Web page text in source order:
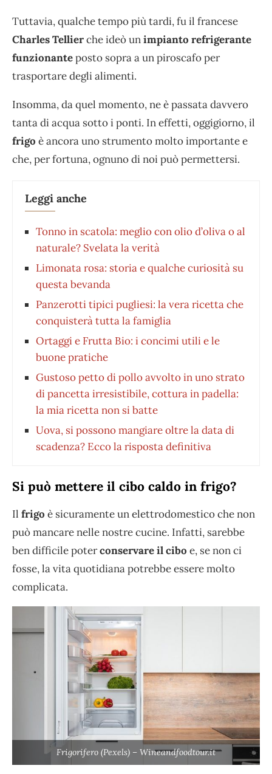
Tuttavia, qualche tempo più tardi, fu il francese
Charles Tellierche ideò unimpianto refrigerante
funzionanteposto sopra a un piroscafo per
trasportare degli alimenti.
Insomma, da quel momento, ne è passata davvero
tanta di acqua sotto i ponti. In effetti, oggigiorno, il
frigo è ancora uno strumento molto importante e
che, per fortuna, ognuno di noi può permettersi.
Leggi anche
Tonno in scatola: meglio con olio d’oliva o al
naturale? Svelata la verità
Limonata rosa: storia e qualche curiosità su
questa bevanda
Panzerotti tipici pugliesi: la vera ricetta che
conquisterà tutta la famiglia
Ortaggi e Frutta Bio: i concimi utili e le
buone pratiche
Gustoso petto di pollo avvolto in uno strato
di pancetta irresistibile, cottura in padella:
la mia ricetta non si batte
Uova, si possono mangiare oltre la data di
scadenza? Ecco la risposta definitiva
Si può mettere il cibo caldo in frigo?
Il frigo è sicuramente un elettrodomestico che non
può mancare nelle nostre cucine. Infatti, sarebbe
ben difficile poterconservare il cibo e, se non ci
fosse, la vita quotidiana potrebbe essere molto
complicata.
Frigorifero (Pexels) – Wineandfoodtour.it